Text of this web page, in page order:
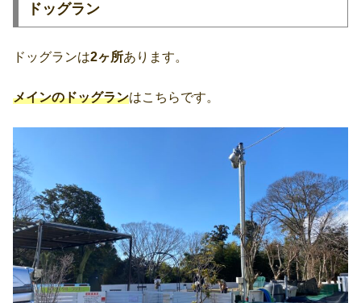
ドッグラン
ドッグランは2ヶ所あります。
メインのドッグランはこちらです。